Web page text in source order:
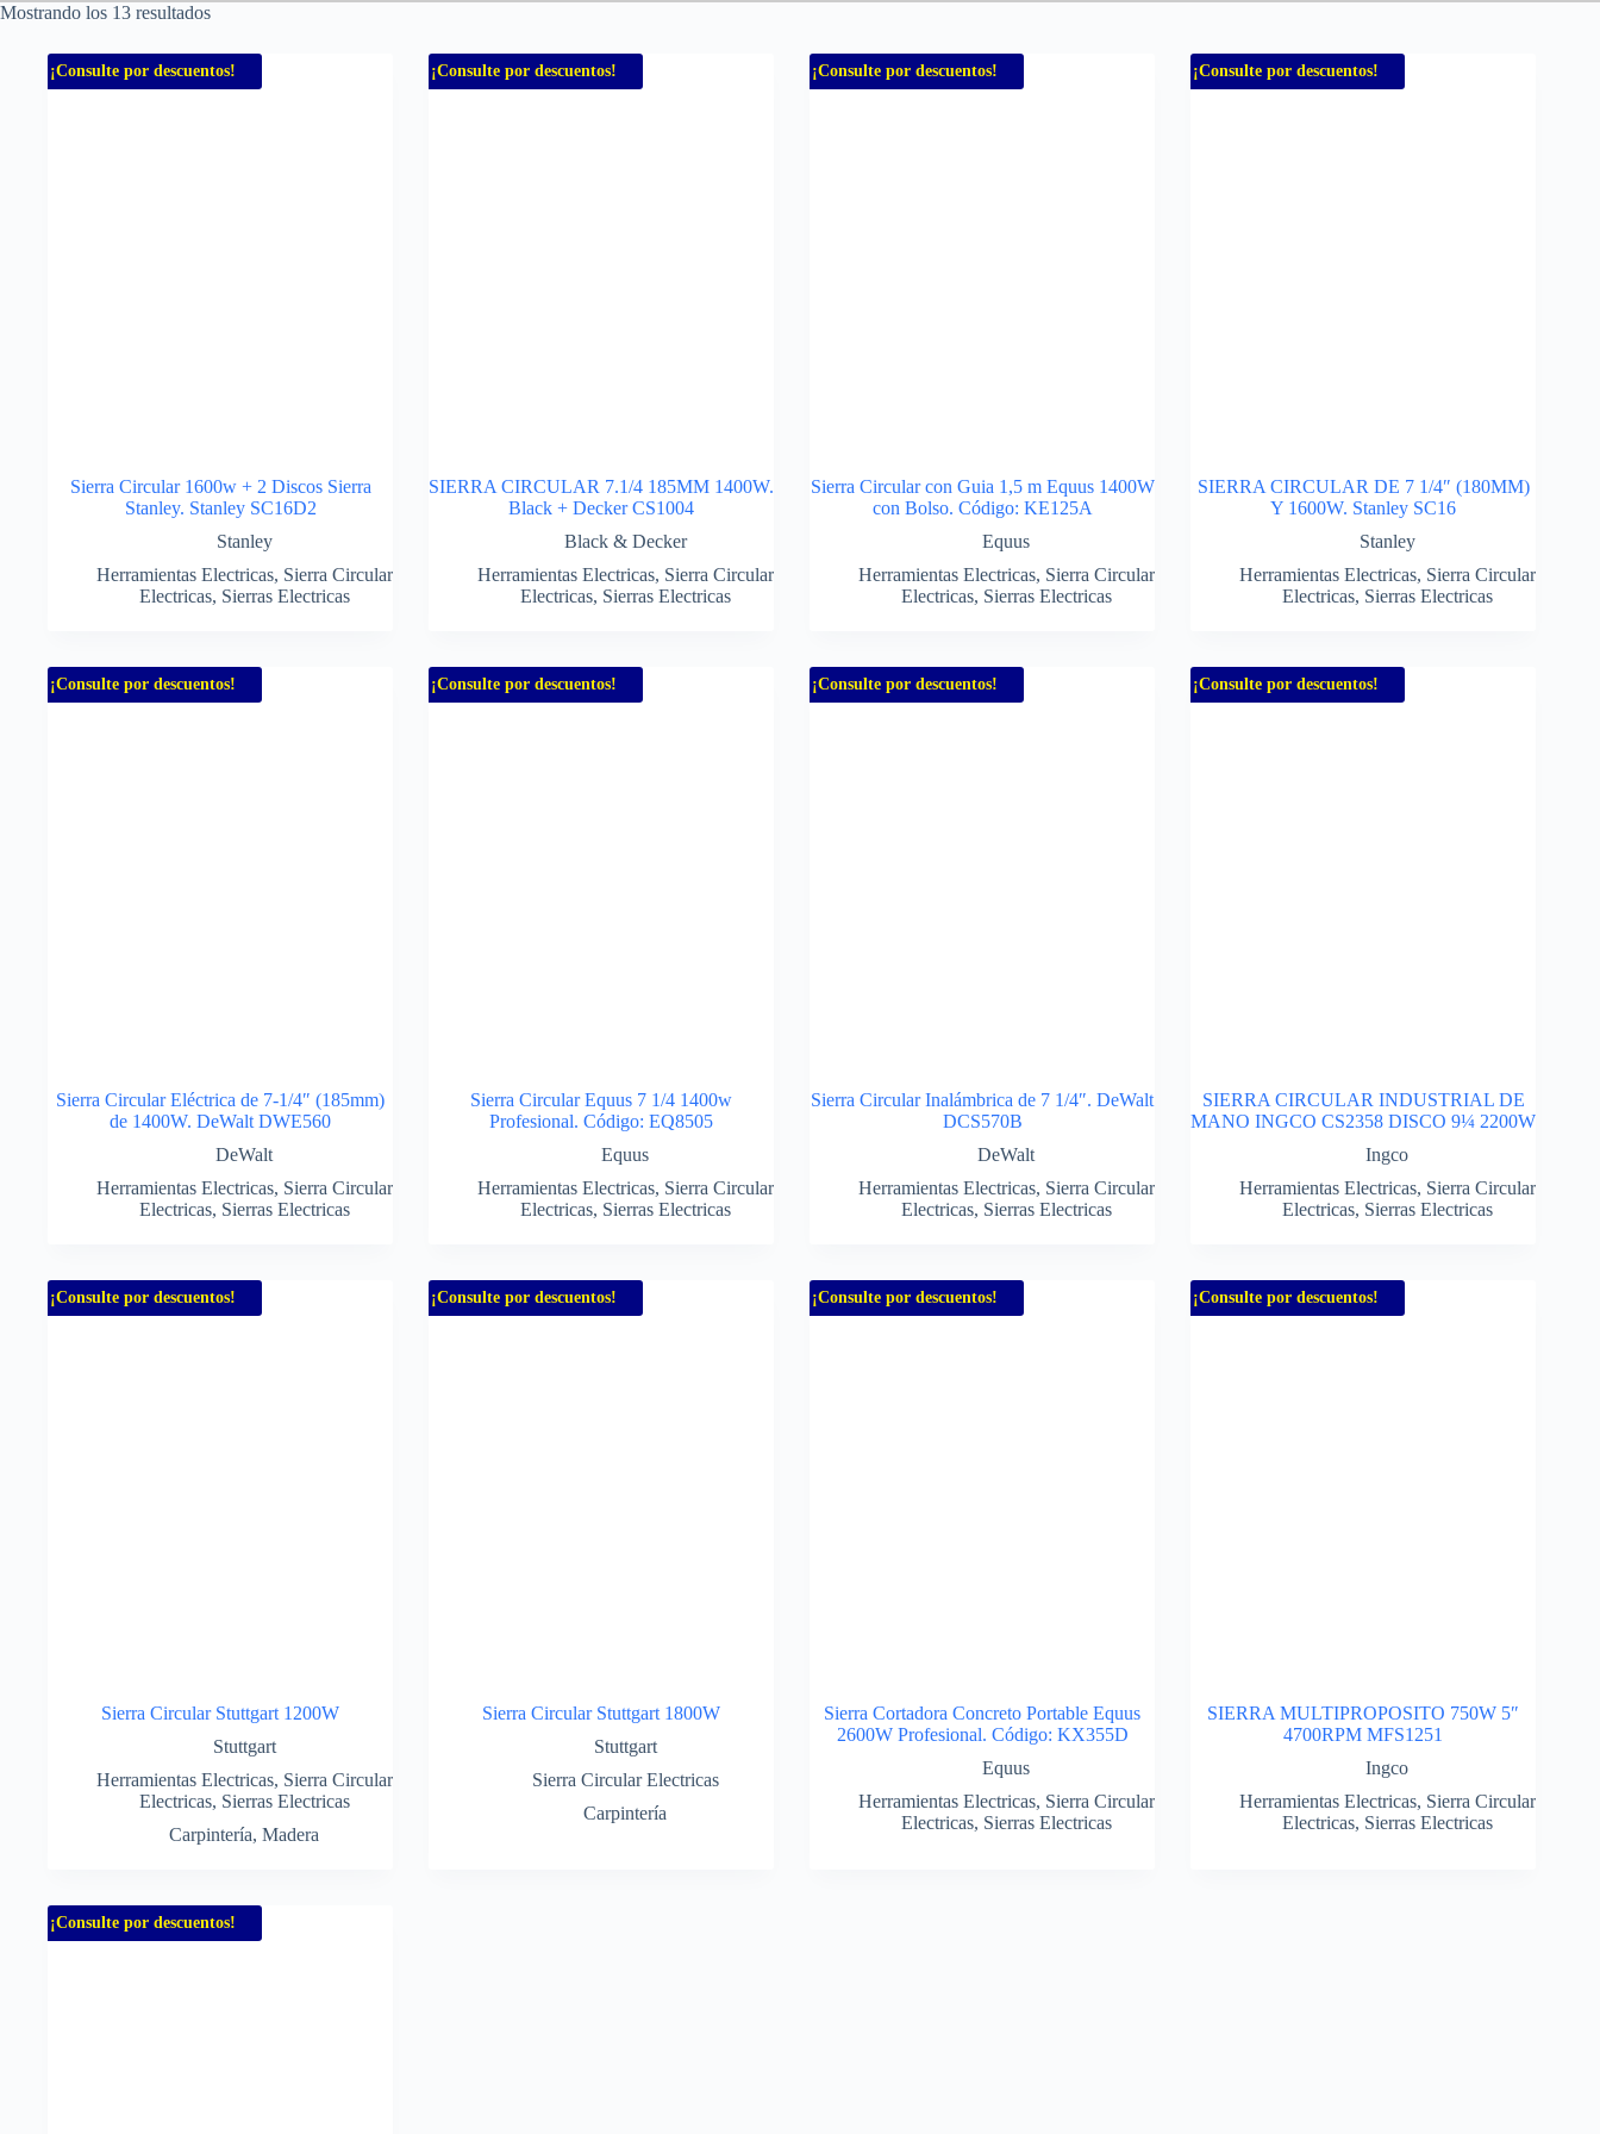
Mostrando los 13 resultados
¡Consulte por descuentos!
Sierra Circular 1600w + 2 Discos Sierra
Stanley. Stanley SC16D2
Stanley
Herramientas Electricas, Sierra Circular
Electricas, Sierras Electricas
¡Consulte por descuentos!
SIERRA CIRCULAR 7.1/4 185MM 1400W.
Black + Decker CS1004
Black & Decker
Herramientas Electricas, Sierra Circular
Electricas, Sierras Electricas
¡Consulte por descuentos!
Sierra Circular con Guia 1,5 m Equus 1400W
con Bolso. Código: KE125A
Equus
Herramientas Electricas, Sierra Circular
Electricas, Sierras Electricas
¡Consulte por descuentos!
SIERRA CIRCULAR DE 7 1/4″ (180MM)
Y 1600W. Stanley SC16
Stanley
Herramientas Electricas, Sierra Circular
Electricas, Sierras Electricas
¡Consulte por descuentos!
Sierra Circular Eléctrica de 7-1/4″ (185mm)
de 1400W. DeWalt DWE560
DeWalt
Herramientas Electricas, Sierra Circular
Electricas, Sierras Electricas
¡Consulte por descuentos!
Sierra Circular Equus 7 1/4 1400w
Profesional. Código: EQ8505
Equus
Herramientas Electricas, Sierra Circular
Electricas, Sierras Electricas
¡Consulte por descuentos!
Sierra Circular Inalámbrica de 7 1/4″. DeWalt
DCS570B
DeWalt
Herramientas Electricas, Sierra Circular
Electricas, Sierras Electricas
¡Consulte por descuentos!
SIERRA CIRCULAR INDUSTRIAL DE
MANO INGCO CS2358 DISCO 9¼ 2200W
Ingco
Herramientas Electricas, Sierra Circular
Electricas, Sierras Electricas
¡Consulte por descuentos!
Sierra Circular Stuttgart 1200W
Stuttgart
Herramientas Electricas, Sierra Circular
Electricas, Sierras Electricas
Carpintería, Madera
¡Consulte por descuentos!
Sierra Circular Stuttgart 1800W
Stuttgart
Sierra Circular Electricas
Carpintería
¡Consulte por descuentos!
Sierra Cortadora Concreto Portable Equus
2600W Profesional. Código: KX355D
Equus
Herramientas Electricas, Sierra Circular
Electricas, Sierras Electricas
¡Consulte por descuentos!
SIERRA MULTIPROPOSITO 750W 5″
4700RPM MFS1251
Ingco
Herramientas Electricas, Sierra Circular
Electricas, Sierras Electricas
¡Consulte por descuentos!